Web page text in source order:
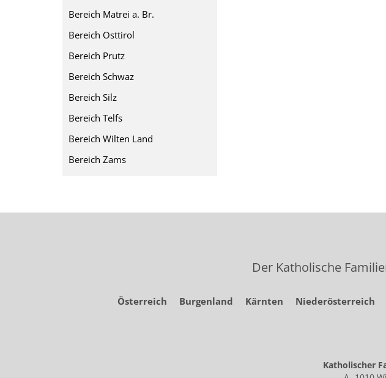
Bereich Matrei a. Br.
Bereich Osttirol
Bereich Prutz
Bereich Schwaz
Bereich Silz
Bereich Telfs
Bereich Wilten Land
Bereich Zams
Der Katholische
Österreich Burgenland Kärnten Niederösterreich
Katholischer